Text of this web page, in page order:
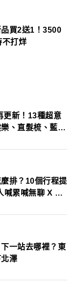
買2送1！3500
不打烊
更新！13種超意
、直髮梳、藍牙
！
排？10個行程提
喊累喊無聊 X 爸
一站去哪裡？東
澤